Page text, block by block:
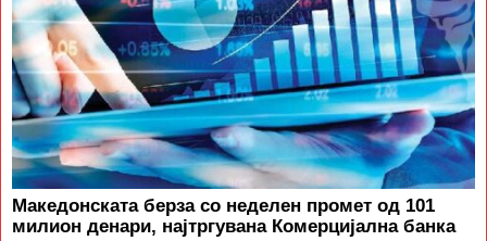
Македонската берза со неделен промет од 101
милион денари, најтргувана Комерцијална банка